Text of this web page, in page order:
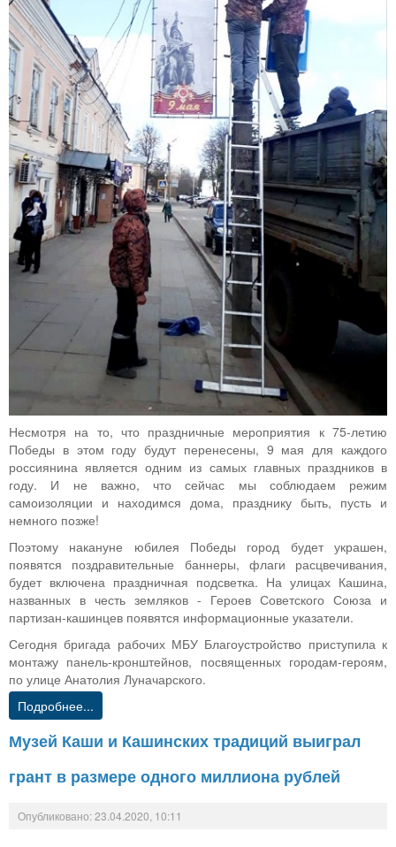
Несмотря на то, что праздничные мероприятия к 75-летию
Победы в этом году будут перенесены, 9 мая для каждого
россиянина является одним из самых главных праздников в
году. И не важно, что сейчас мы соблюдаем режим
самоизоляции и находимся дома, празднику быть, пусть и
немного позже!
Поэтому накануне юбилея Победы город будет украшен,
появятся поздравительные баннеры, флаги расцвечивания,
будет включена праздничная подсветка. На улицах Кашина,
названных в честь земляков - Героев Советского Союза и
партизан-кашинцев появятся информационные указатели.
Сегодня бригада рабочих МБУ Благоустройство приступила к
монтажу панель-кронштейнов, посвященных городам-героям,
по улице Анатолия Луначарского.
Подробнее...
Музей Каши и Кашинских традиций выиграл
грант в размере одного миллиона рублей
Опубликовано: 23.04.2020, 10:11